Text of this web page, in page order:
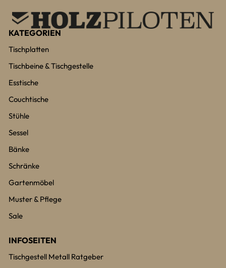
KATEGORIEN
Tischplatten
Tischbeine & Tischgestelle
Esstische
Couchtische
Stühle
Sessel
Bänke
Schränke
Gartenmöbel
Muster & Pflege
Sale
INFOSEITEN
Tischgestell Metall Ratgeber